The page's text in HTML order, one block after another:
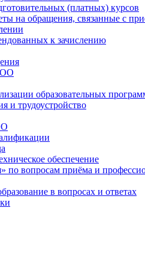
(платных) курсов
на обращения, связанные с
к зачислению
образовательных
и трудоустройство
обеспечение
по вопросам приёма и
в вопросах и ответах